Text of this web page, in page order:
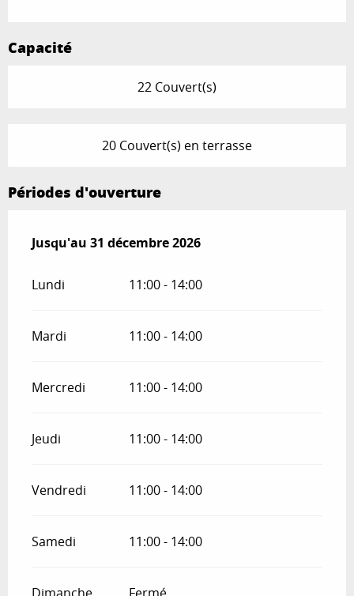
Capacité
22 Couvert(s)
20 Couvert(s) en terrasse
Périodes d'ouverture
Du21 avril 2026au31 décembre 2026
Jusqu'au 31 décembre 2026
Lundi 11:00 - 14:00
Mardi 11:00 - 14:00
Mercredi 11:00 - 14:00
Jeudi 11:00 - 14:00
Vendredi 11:00 - 14:00
Samedi 11:00 - 14:00